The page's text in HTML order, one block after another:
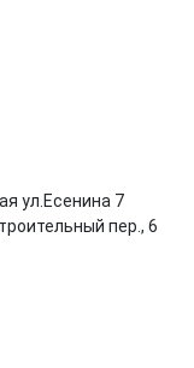
ул.Есенина 7
пер., 6